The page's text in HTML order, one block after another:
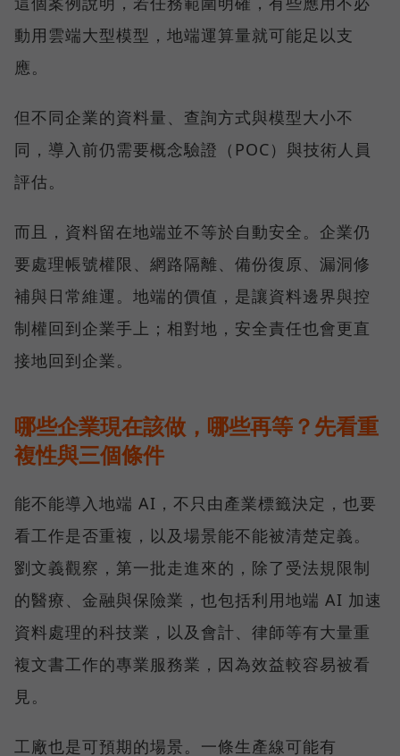
動用雲端大型模型，地端運算量就可能足以支
應。
但不同企業的資料量、查詢方式與模型大小不
同，導入前仍需要概念驗證（POC）與技術人員
評估。
而且，資料留在地端並不等於自動安全。企業仍
要處理帳號權限、網路隔離、備份復原、漏洞修
補與日常維運。地端的價值，是讓資料邊界與控
制權回到企業手上；相對地，安全責任也會更直
接地回到企業。
哪些企業現在該做，哪些再等？先看重
複性與三個條件
能不能導入地端 AI，不只由產業標籤決定，也要
看工作是否重複，以及場景能不能被清楚定義。
劉文義觀察，第一批走進來的，除了受法規限制
的醫療、金融與保險業，也包括利用地端 AI 加速
資料處理的科技業，以及會計、律師等有大量重
複文書工作的專業服務業，因為效益較容易被看
見。
工廠也是可預期的場景。一條生產線可能有